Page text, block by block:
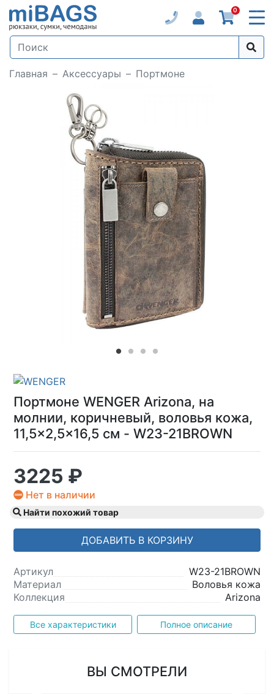
0
Главная Аксессуары Портмоне
Loading...
Портмоне WENGER Arizona, на
молнии, коричневый, воловья кожа,
11,5×2,5×16,5 см - W23-21BROWN
3225 ₽
Нет в наличии
Найти похожий товар
ДОБАВИТЬ В КОРЗИНУ
Артикул
W23-21BROWN
Материал
Воловья кожа
Коллекция
Arizona
Все характеристики Полное описание
ВЫ СМОТРЕЛИ